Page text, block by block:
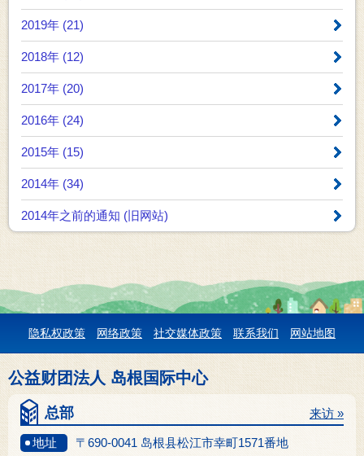
2019年 (21)
2018年 (12)
2017年 (20)
2016年 (24)
2015年 (15)
2014年 (34)
2014年之前的通知 (旧网站)
隐私权政策 网络政策 社交媒体政策 联系我们 网站地图
公益财团法人 岛根国际中心
总部
地址 〒690-0041 岛根县松江市幸町1571番地
来访 »